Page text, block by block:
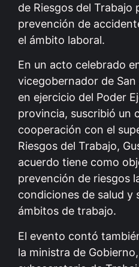
de Riesgos del Trabajo
prevención de
el ámbito laboral.
En un acto celebrado
vicegobernador de
en ejercicio del Poder
provincia, suscribió un
cooperación con el
Riesgos del Trabajo,
acuerdo tiene como
prevención de riesgos
condiciones de salud y
ámbitos de trabajo.
El evento contó
la ministra de